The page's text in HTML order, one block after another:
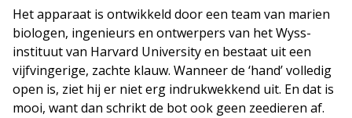
Het apparaat is ontwikkeld door een team van marien
biologen, ingenieurs en ontwerpers van het Wyss-
instituut van Harvard University en bestaat uit een
vijfvingerige, zachte klauw. Wanneer de ‘hand’ volledig
open is, ziet hij er niet erg indrukwekkend uit. En dat is
mooi, want dan schrikt de bot ook geen zeedieren af.